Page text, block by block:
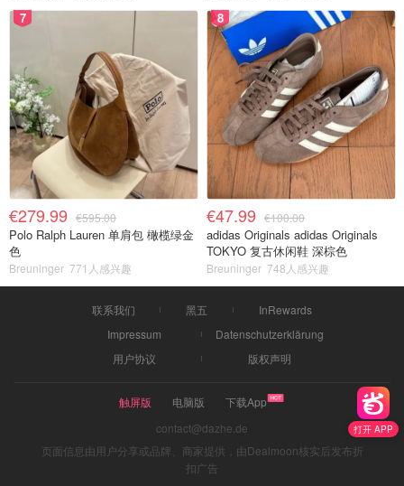
打开 APP
7
€279.99 €595.00
Polo Ralph Lauren 单肩包 橄榄绿金
色
Breuninger 771人感兴趣
8
€47.99 €100.00
adidas Originals adidas Originals
TOKYO 复古休闲鞋 深棕色
Breuninger 748人感兴趣
联系我们 黑五
InRewards
Impressum
Datenschutzerklärung
用户协议
版权声明
触屏版 电脑版
下载App
contact@dazhe.de
页面信息由用户分享或品牌、商家提供，由Dealmoon核实后发布折
扣广告